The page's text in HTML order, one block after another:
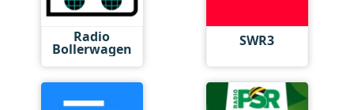
Radio
Bollerwagen SWR3